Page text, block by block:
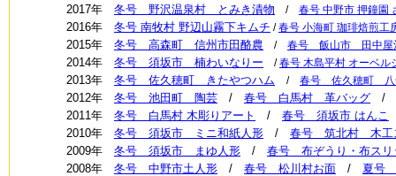
2017年 冬号 野沢温泉村 とみき漬物 / 春号 中野市 押鐘園
2016年 冬号 南牧村 野辺山霧下キムチ /春号 小海町 珈琲焙煎工
2015年 冬号 高森町 信州市田酪農 / 春号 飯山市 田中屋
2014年 冬号 須坂市 楠わいなりー /春号 木島平村 オーベル
2013年 冬号 佐久穂町 きたやつハム / 春号 佐久穂町 八
2012年 冬号 池田町 陶芸 / 春号 白馬村 革バッグ /
2011年 冬号 白馬村 木彫りアート / 春号 須坂市 はんこ
2010年 冬号 須坂市 ミニ和紙人形 / 春号 筑北村 木工
2009年 冬号 須坂市 まゆ人形 / 春号 布ぞうり・布スリ
2008年 冬号 中野市土人形 / 春号 松川村お面 / 夏号